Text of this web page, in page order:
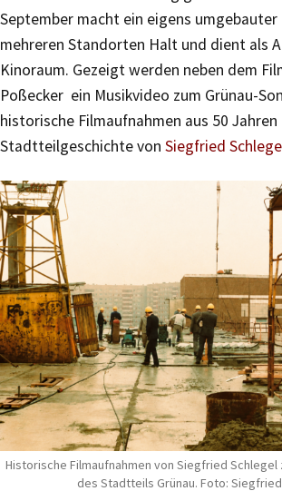
September macht ein eigens umgebauter
mehreren Standorten Halt und dient als
Kinoraum. Gezeigt werden neben dem
Poßecker ein Musikvideo zum Grünau-
historische Filmaufnahmen aus 50 Jahren
Stadtteilgeschichte von Siegfried
Historische Filmaufnahmen von Siegfried
des Stadtteils Grünau. Foto: